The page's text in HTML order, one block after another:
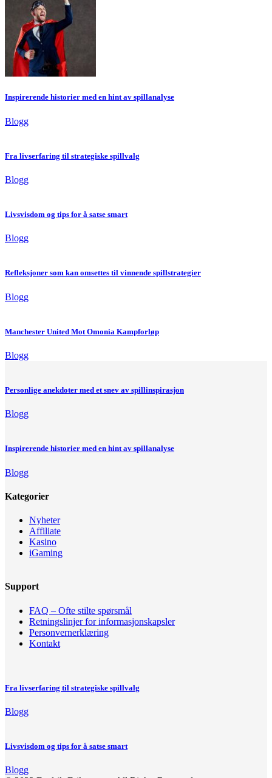
Inspirerende historier med en hint av spillanalyse
Blogg
Fra livserfaring til strategiske spillvalg
Blogg
Livsvisdom og tips for å satse smart
Blogg
Refleksjoner som kan omsettes til vinnende spillstrategier
Blogg
Manchester United Mot Omonia Kampforløp
Blogg
Personlige anekdoter med et snev av spillinspirasjon
Blogg
Inspirerende historier med en hint av spillanalyse
Blogg
Kategorier
Nyheter
Affiliate
Kasino
iGaming
Support
FAQ – Ofte stilte spørsmål
Retningslinjer for informasjonskapsler
Personvernerklæring
Kontakt
Fra livserfaring til strategiske spillvalg
Blogg
Livsvisdom og tips for å satse smart
Blogg